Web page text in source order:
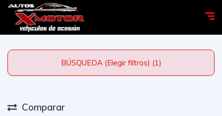
BÚSQUEDA (Elegir filtros) (1)
Comparar